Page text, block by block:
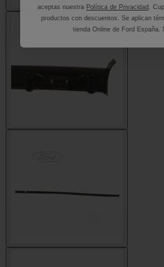
aceptas nuestra Política de Privacidad .
productos con descuentos. Se aplican
tienda Online de Ford España.